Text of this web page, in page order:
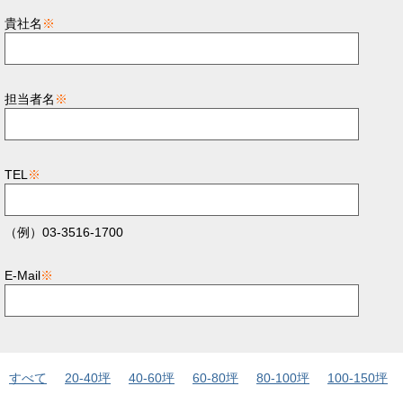
貴社名 ※
担当者名 ※
TEL ※
（例）03-3516-1700
E-Mail※
すべて 20-40坪 40-60坪 60-80坪 80-100坪 100-150坪